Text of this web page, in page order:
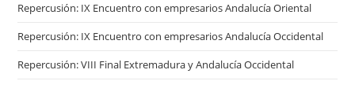
Repercusión: IX Encuentro con empresarios Andalucía Oriental
Repercusión: IX Encuentro con empresarios Andalucía Occidental
Repercusión: VIII Final Extremadura y Andalucía Occidental